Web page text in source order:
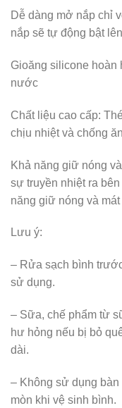
Dễ dàng mở nắp chỉ
nắp sẽ tự động bật lên
Gioăng silicone hoàn
nước
Chất liệu cao cấp:
chịu nhiệt và chống
Khả năng giữ nóng
sự truyền nhiệt ra
năng giữ nóng và mát
Lưu ý:
– Rửa sạch bình
sử dụng.
– Sữa, chế phẩm từ
hư hỏng nếu bị bỏ
dài.
– Không sử dụng bàn
mòn khi vệ sinh bình.